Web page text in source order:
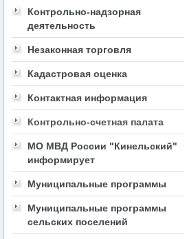
Контрольно-надзорная
деятельность
Незаконная торговля
Кадастровая оценка
Контактная информация
Контрольно-счетная палата
МО МВД России "Кинельский"
информирует
Муниципальные программы
Муниципальные программы
сельских поселений